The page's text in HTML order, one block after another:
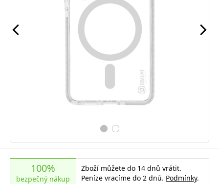
100%
bezpečný nákup
Zboží můžete do 14 dnů vrátit.
Peníze vracíme do 2 dnů. Podmínky.